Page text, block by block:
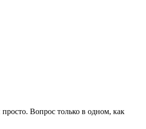
Вопрос только в одном, как